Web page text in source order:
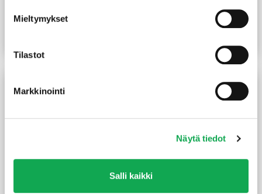
Mieltymykset
Tilastot
Markkinointi
Näytä tiedot
Salli kaikki
45,50€/prk(16,85 €/L)
2K varsikiinnityksellä